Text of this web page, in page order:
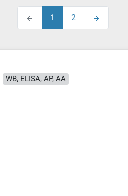
1 2
WB, ELISA, AP, AA